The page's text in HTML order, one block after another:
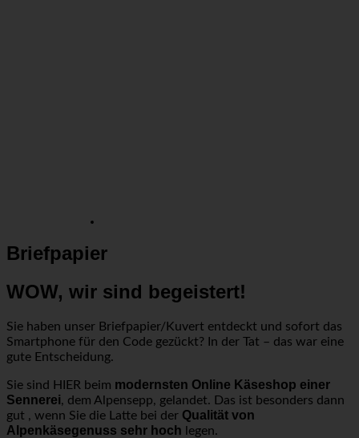
Briefpapier
WOW, wir sind begeistert!
Sie haben unser Briefpapier/Kuvert entdeckt und sofort das
Smartphone für den Code gezückt? In der Tat – das war eine
gute Entscheidung.
Sie sind HIER beim modernsten Online Käseshop einer
Sennerei, dem Alpensepp, gelandet. Das ist besonders dann
gut , wenn Sie die Latte bei der Qualität von
Alpenkäsegenuss sehr hoch legen.